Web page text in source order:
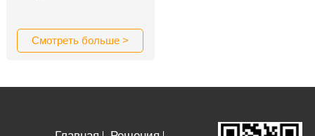
Смотреть больше >